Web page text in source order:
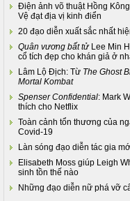
Điện ảnh võ thuật Hồng
Vệ đạt địa vị kinh điển
20 đạo diễn xuất sắc nhất
Quân vương bất tửLee Min
cổ tích đẹp cho khán giả ở
Lâm Lộ Địch: Từ The Ghost
Mortal Kombat
Spenser Confidential: Mark
thích cho Netflix
Toàn cảnh tổn thương của
Covid-19
Làn sóng đạo diễn tác gia
Elisabeth Moss giúp Leigh
sinh tồn thế nào
Những đạo diễn nữ phá vỡ